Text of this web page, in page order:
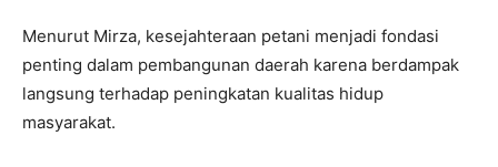
Menurut Mirza, kesejahteraan petani menjadi fondasi
penting dalam pembangunan daerah karena berdampak
langsung terhadap peningkatan kualitas hidup
masyarakat.